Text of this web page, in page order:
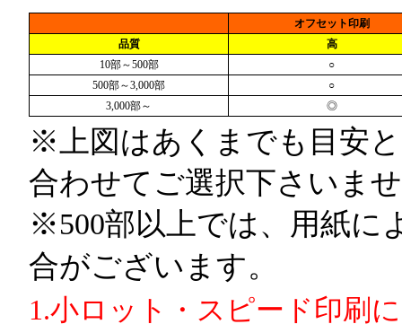
オフセット印刷
品質
高
10部～500部
○
500部～3,000部
○
3,000部～
◎
※上図はあくまでも目安
合わせてご選択下さいま
※500部以上では、用紙に
合がございます。
1.小ロット・スピード印刷